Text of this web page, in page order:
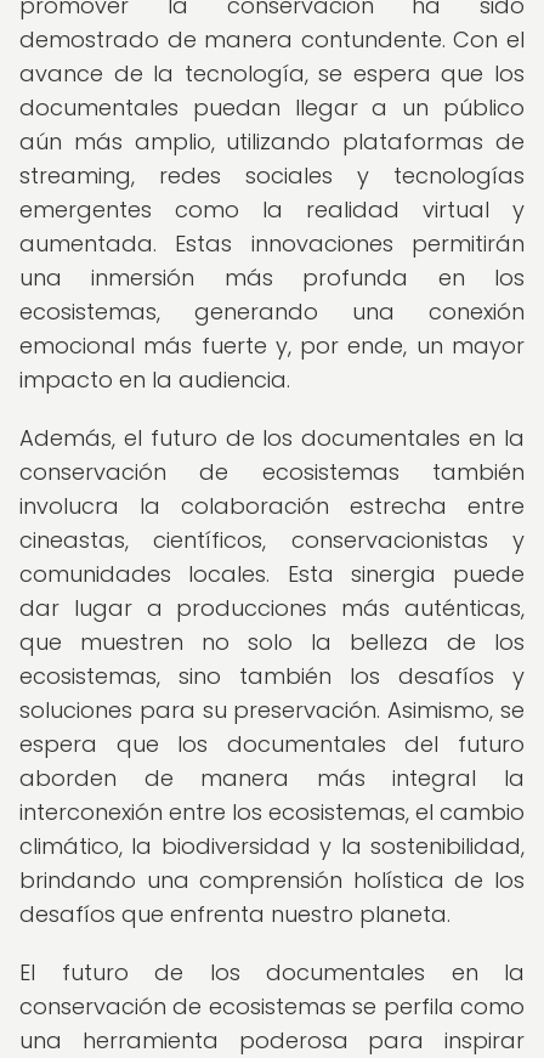
demostrado de manera contundente. Con el
avance de la tecnología, se espera que los
documentales puedan llegar a un público
aún más amplio, utilizando plataformas de
streaming, redes sociales y tecnologías
emergentes como la realidad virtual y
aumentada. Estas innovaciones permitirán
una inmersión más profunda en los
ecosistemas, generando una conexión
emocional más fuerte y, por ende, un mayor
impacto en la audiencia.
Además, el futuro de los documentales en la
conservación de ecosistemas también
involucra la colaboración estrecha entre
cineastas, científicos, conservacionistas y
comunidades locales. Esta sinergia puede
dar lugar a producciones más auténticas,
que muestren no solo la belleza de los
ecosistemas, sino también los desafíos y
soluciones para su preservación. Asimismo, se
espera que los documentales del futuro
aborden de manera más integral la
interconexión entre los ecosistemas, el cambio
climático, la biodiversidad y la sostenibilidad,
brindando una comprensión holística de los
desafíos que enfrenta nuestro planeta.
El futuro de los documentales en la
conservación de ecosistemas se perfila como
una herramienta poderosa para inspirar